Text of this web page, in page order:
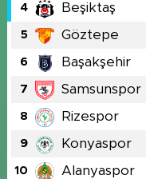
4 Beşiktaş
5 Göztepe
6 Başakşehir
7 Samsunspor
8 Rizespor
9 Konyaspor
10 Alanyaspor